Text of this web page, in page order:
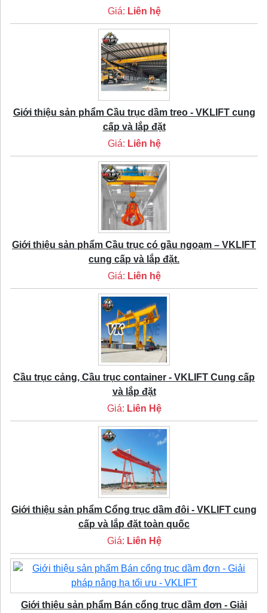
Giá: Liên hệ
Giới thiệu sản phẩm Cầu trục dầm treo - VKLIFT cung
cấp và lắp đặt
Giá: Liên hệ
Giới thiệu sản phẩm Cầu trục có gầu ngoạm – VKLIFT
cung cấp và lắp đặt.
Giá: Liên hệ
Cầu trục cảng, Cầu trục container - VKLIFT Cung cấp
và lắp đặt
Giá: Liên Hệ
Giới thiệu sản phẩm Cổng trục dầm đôi - VKLIFT cung
cấp và lắp đặt toàn quốc
Giá: Liên Hệ
Giới thiệu sản phẩm Bán cổng trục dầm đơn - Giải